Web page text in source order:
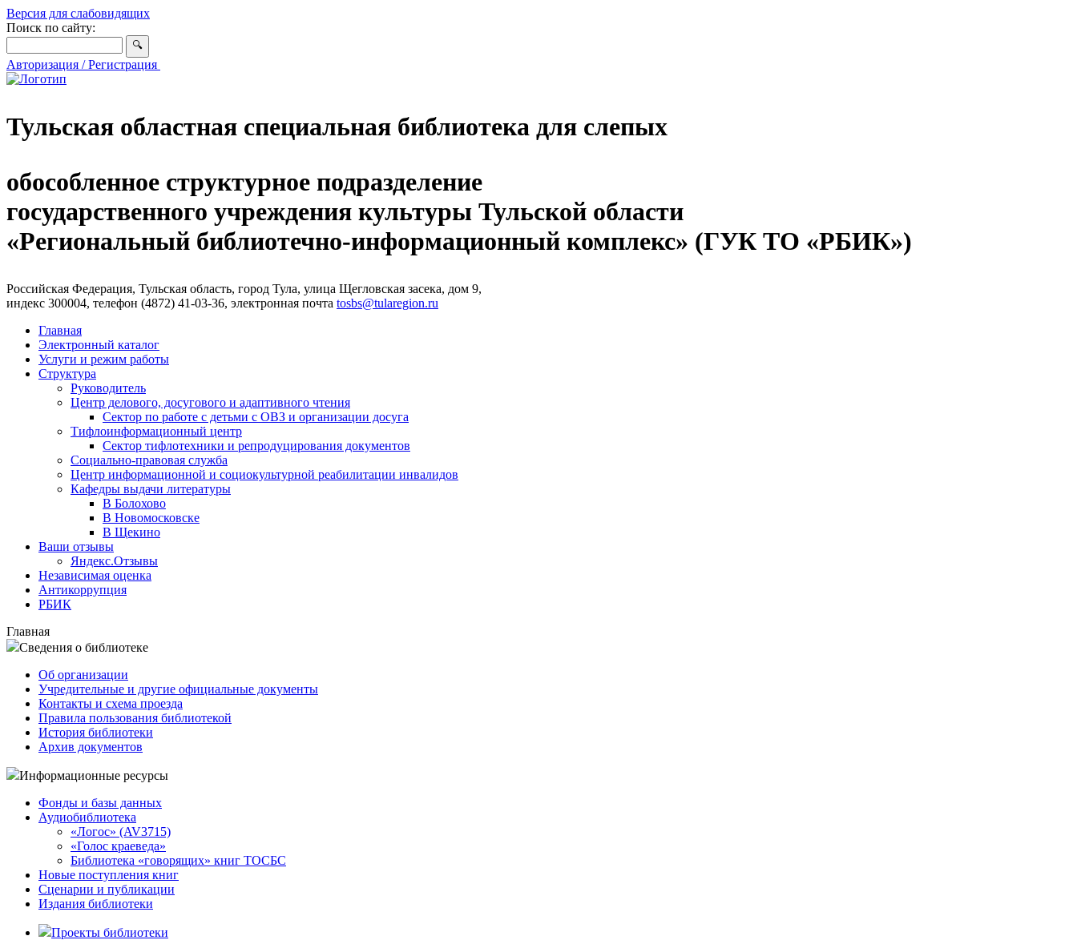
Версия для слабовидящих
Поиск по сайту:
Авторизация / Регистрация
Тульская областная специальная библиотека для слепых
обособленное структурное подразделение
государственного учреждения культуры Тульской области
«Региональный библиотечно-информационный комплекс» (ГУК ТО «РБИК»)
Российская Федерация, Тульская область, город Тула, улица Щегловская засека, дом 9,
индекс 300004, телефон (4872) 41-03-36, электронная почта tosbs@tularegion.ru
Главная
Электронный каталог
Услуги и режим работы
Структура
Руководитель
Центр делового, досугового и адаптивного чтения
Сектор по работе с детьми с ОВЗ и организации досуга
Тифлоинформационный центр
Сектор тифлотехники и репродуцирования документов
Социально-правовая служба
Центр информационной и социокультурной реабилитации инвалидов
Кафедры выдачи литературы
В Болохово
В Новомосковске
В Щекино
Ваши отзывы
Яндекс.Отзывы
Независимая оценка
Антикоррупция
РБИК
Главная
Сведения о библиотеке
Об организации
Учредительные и другие официальные документы
Контакты и схема проезда
Правила пользования библиотекой
История библиотеки
Архив документов
Информационные ресурсы
Фонды и базы данных
Аудиобиблиотека
«Логос» (AV3715)
«Голос краеведа»
Библиотека «говорящих» книг ТОСБС
Новые поступления книг
Сценарии и публикации
Издания библиотеки
Проекты библиотеки